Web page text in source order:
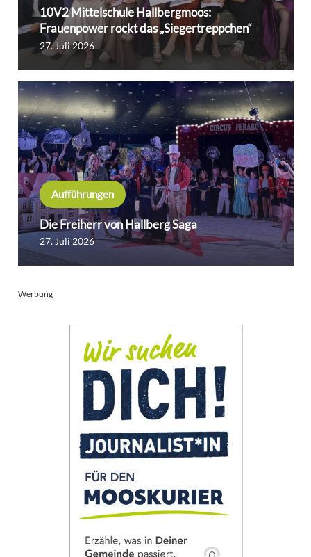
10V2 Mittelschule Hallbergmoos:
Frauenpower rockt das „Siegertreppchen“
27. Juli 2026
Aufführungen
Die Freiherr von Hallberg Saga
27. Juli 2026
Werbung